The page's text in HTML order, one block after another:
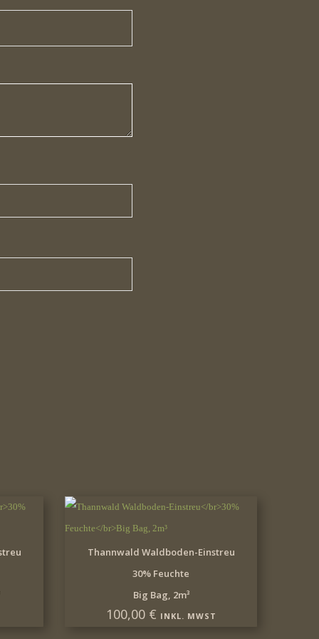
IN DEN WARENKORB
Thannwald Waldboden-Einstreu
30% Feuchte
Big Bag, 2m³
100,00 € INKL. MWST